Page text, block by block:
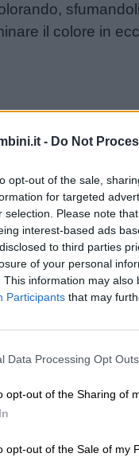
- Do Not
opt-out of the sale,
for targeted
selection. Please note
interest-based ads
to third parties
of your personal
This information may
Participants that may
Data Processing Opt Outs
opt-out of the Sharing of
opt-out of the Sale of my
il colore in
colorati,
molto piccoli,
incorniciateli
A
spesso ci si
dite di alcune
la loro
in candeline
di silicone,